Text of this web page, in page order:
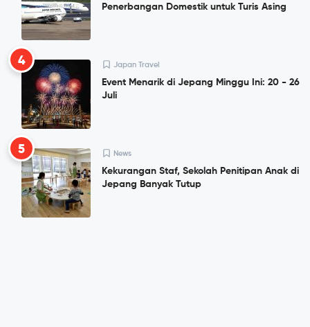
Penerbangan Domestik untuk Turis Asing
4 Japan Travel
Event Menarik di Jepang Minggu Ini: 20 - 26
Juli
5 News
Kekurangan Staf, Sekolah Penitipan Anak di
Jepang Banyak Tutup